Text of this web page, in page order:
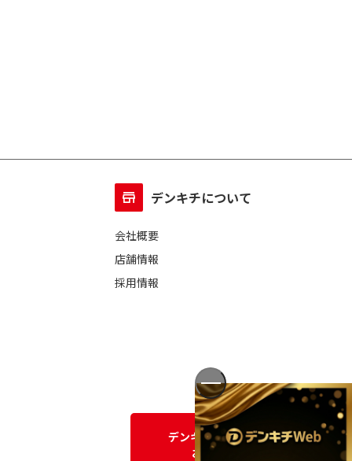
デンキチについて
会社概要
店舗情報
採用情報
デンキチWEBに関する
お問い合わせ